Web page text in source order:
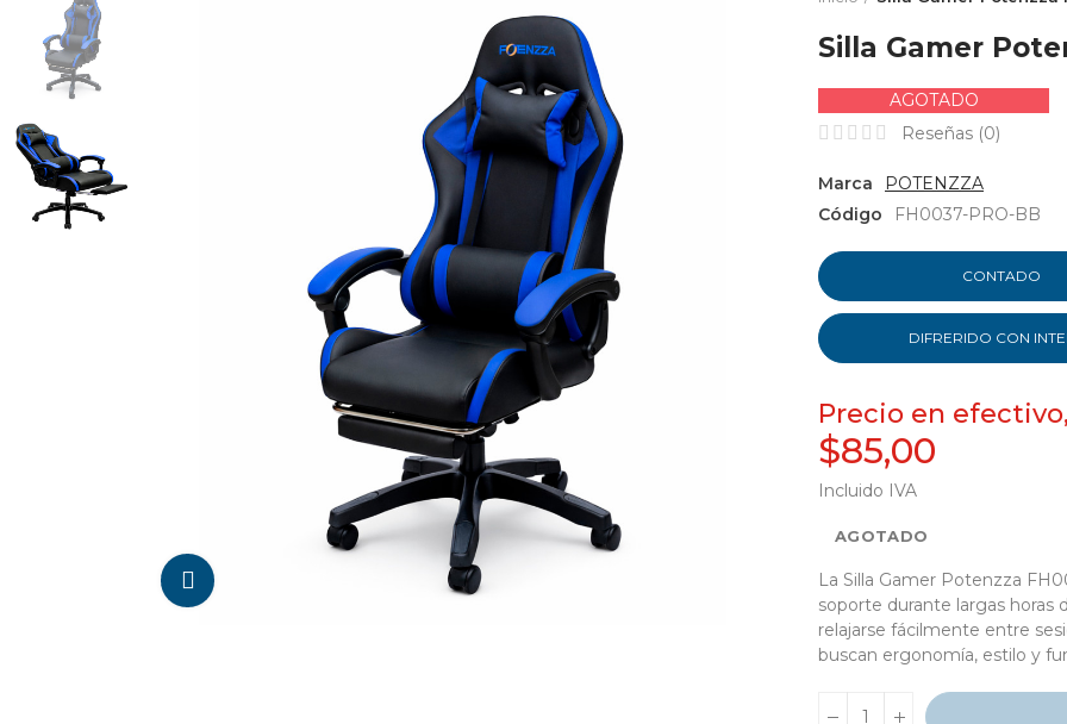
Silla Gamer
AGOTADO
Reseñas (0)
Marca
POTENZZA
Código
FH0037-PRO-BB
CONTADO
DIFRERIDO CON
Precio en
$85,00
Incluido IVA
AGOTADO
La Silla Gamer Potenzza
soporte durante largas horas
relajarse fácilmente entre
buscan ergonomía, estilo y